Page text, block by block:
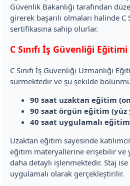
Güvenlik Bakanlığı tarafından
girerek başarılı olmaları halinde C
sertifikasına sahip olurlar.
C Sınıfı İş Güvenliği
C Sınıfı İş Güvenliği Uzmanlığı
sürmektedir ve şu şekilde
90 saat uzaktan eğitim
90 saat örgün eğitim (yüz
40 saat uygulamalı
Uzaktan eğitim sayesinde
eğitim materyallerine erişebilir ve
daha detaylı işlenmektedir. Staj
uygulamalı olarak gerçekleştirilir.